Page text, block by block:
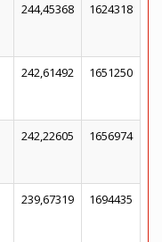
244,45368 1624318
242,61492 1651250
242,22605 1656974
239,67319 1694435